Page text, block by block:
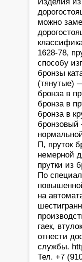
можно
1628-78,
способу
бронзы
(тянутые)
бронза в
бронза в
бронза в
бронзовый
П, пруток
немерной
прутки из
По
на
гаек,
отнести
службы.
Тел. +7